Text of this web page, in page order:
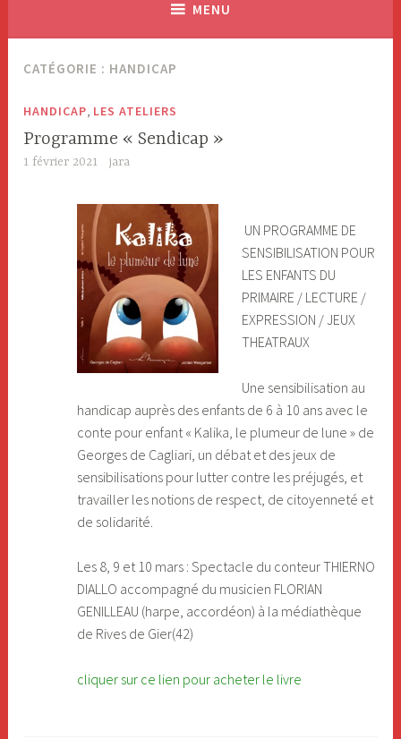
MENU
CATÉGORIE : HANDICAP
HANDICAP LES ATELIERS
Programme « Sendicap »
1 février 2021 jara
UN PROGRAMME DE
SENSIBILISATION POUR
LES ENFANTS DU
PRIMAIRE / LECTURE /
EXPRESSION / JEUX
THEATRAUX
Une sensibilisation au
handicap auprès des enfants de 6 à 10 ans avec le
conte pour enfant « Kalika, le plumeur de lune » de
Georges de Cagliari, un débat et des jeux de
sensibilisations pour lutter contre les préjugés, et
travailler les notions de respect, de citoyenneté et
de solidarité.
Les 8, 9 et 10 mars : Spectacle du conteur THIERNO
DIALLO accompagné du musicien FLORIAN
GENILLEAU (harpe, accordéon) à la médiathèque
de Rives de Gier(42)
cliquer sur ce lien pour acheter le livre